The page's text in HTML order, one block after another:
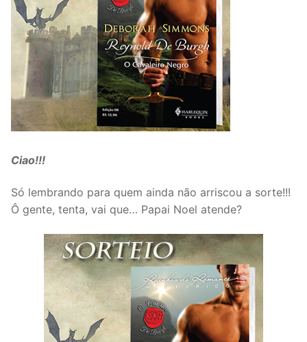
Ciao!!!
Só lembrando para quem ainda não arriscou a sorte!!!
Ô gente, tenta, vai que… Papai Noel atende?